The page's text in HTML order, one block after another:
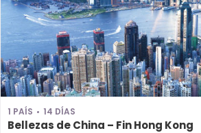
1 PAÍS 14 DÍAS
Bellezas de China – Fin Hong Kong